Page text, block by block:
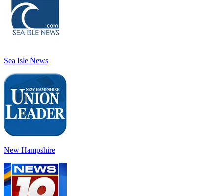
Sea Isle News
New Hampshire